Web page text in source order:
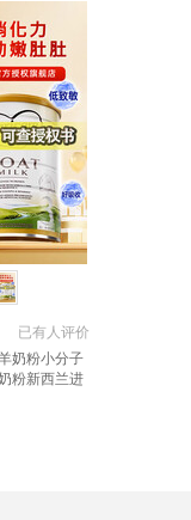
已有人评价
奶粉小分子
粉新西兰进